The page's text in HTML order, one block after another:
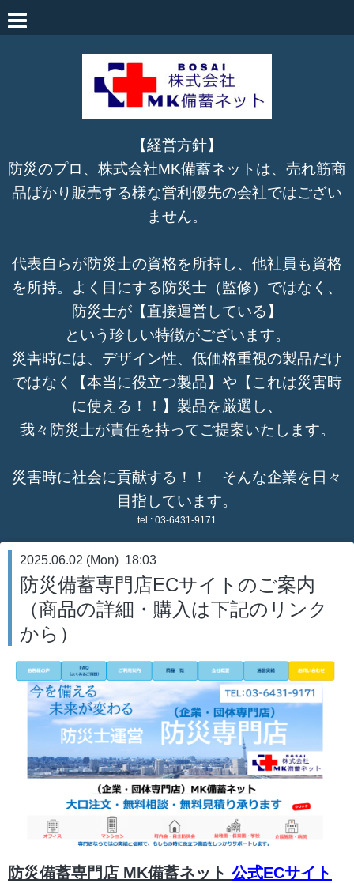
【経営方針】
防災のプロ、株式会社MK備蓄ネットは、売れ筋商
品ばかり販売する様な営利優先の会社ではござい
ません。
代表自らが防災士の資格を所持し、他社員も資格
を所持。よく目にする防災士（監修）ではなく、
防災士が【直接運営している】
という珍しい特徴がございます。
災害時には、デザイン性、低価格重視の製品だけ
ではなく【本当に役立つ製品】や【これは災害時
に使える！！】製品を厳選し、
我々防災士が責任を持ってご提案いたします。
災害時に社会に貢献する！！ そんな企業を日々
目指しています。
tel : 03-6431-9171
2025.06.02 (Mon) 18:03
防災備蓄専門店ECサイトのご案内
（商品の詳細・購入は下記のリンク
から）
防災備蓄専門店 MK備蓄ネット 公式ECサイト